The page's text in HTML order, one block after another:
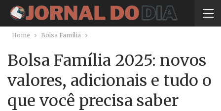
Home Bolsa Família
Bolsa Família 2025: novos
valores, adicionais e tudo o
que você precisa saber